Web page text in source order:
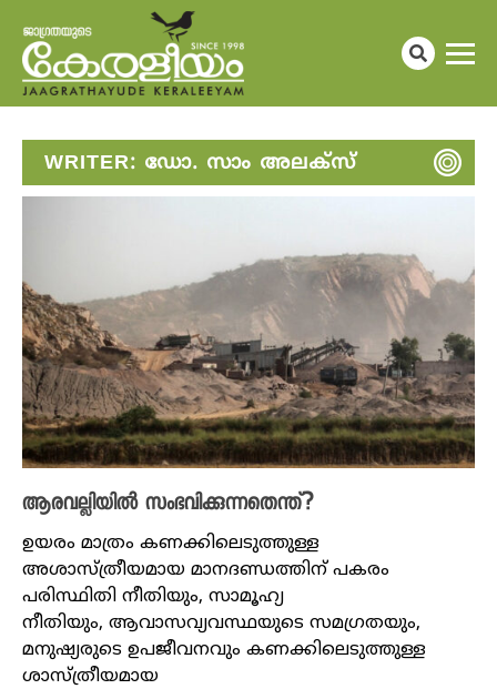
WRITER: ഡോ. സാം അലക്സ്
ആരവല്ലിയിൽ സംഭവിക്കുന്നതെന്ത്?
ഉയരം മാത്രം കണക്കിലെടുത്തുള്ള
അശാസ്ത്രീയമായ മാനദണ്ഡത്തിന് പകരം
പരിസ്ഥിതി നീതിയും, സാമൂഹ്യ
നീതിയും, ആവാസവ്യവസ്ഥയുടെ സമഗ്രതയും,
മനുഷ്യരുടെ ഉപജീവനവും കണക്കിലെടുത്തുള്ള
ശാസ്ത്രീയമായ